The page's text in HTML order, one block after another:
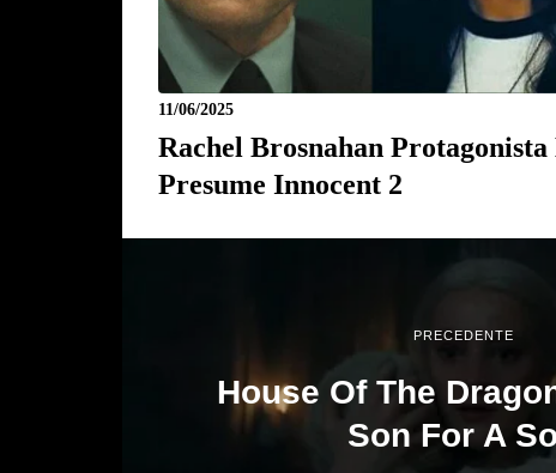
11/06/2025
Rachel Brosnahan Protagonista
Presume Innocent 2
PRECEDENTE
House Of The
Son For A